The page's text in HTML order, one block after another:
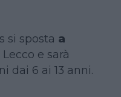
si sposta a
e sarà
dai 6 ai 13 anni.